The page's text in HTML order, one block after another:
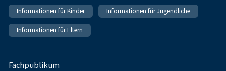
Informationen für Kinder Informationen für Jugendliche
Informationen für Eltern
Fachpublikum